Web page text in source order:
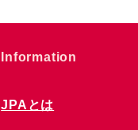
​Information
JPAとは